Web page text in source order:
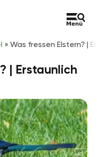
» Was fressen Elstern? |
| Erstaunlich